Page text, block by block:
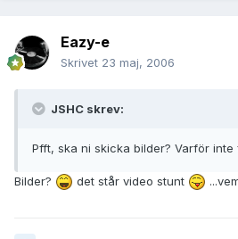
Eazy-e
Skrivet 23 maj, 2006
JSHC skrev:
Pfft, ska ni skicka bilder? Varför inte
Bilder? det står video stunt